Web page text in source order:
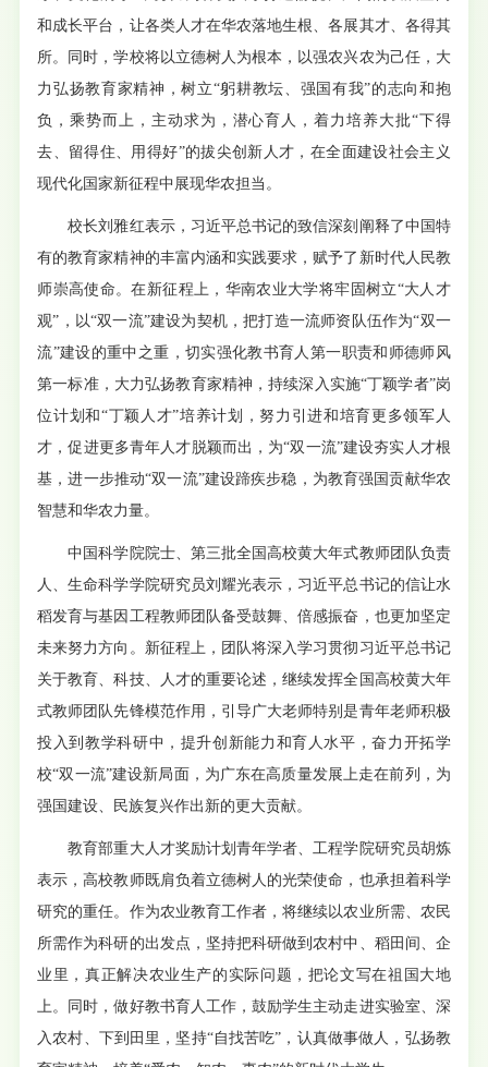
和成长平台，让各类人才在华农落地生根、各展其才、各得其
所。同时，学校将以立德树人为根本，以强农兴农为己任，大
力弘扬教育家精神，树立“躬耕教坛、强国有我”的志向和抱
负，乘势而上，主动求为，潜心育人，着力培养大批“下得
去、留得住、用得好”的拔尖创新人才，在全面建设社会主义
现代化国家新征程中展现华农担当。
校长刘雅红表示，习近平总书记的致信深刻阐释了中国特
有的教育家精神的丰富内涵和实践要求，赋予了新时代人民教
师崇高使命。在新征程上，华南农业大学将牢固树立“大人才
观”，以“双一流”建设为契机，把打造一流师资队伍作为“双一
流”建设的重中之重，切实强化教书育人第一职责和师德师风
第一标准，大力弘扬教育家精神，持续深入实施“丁颖学者”岗
位计划和“丁颖人才”培养计划，努力引进和培育更多领军人
才，促进更多青年人才脱颖而出，为“双一流”建设夯实人才根
基，进一步推动“双一流”建设蹄疾步稳，为教育强国贡献华农
智慧和华农力量。
中国科学院院士、第三批全国高校黄大年式教师团队负责
人、生命科学学院研究员刘耀光表示，习近平总书记的信让水
稻发育与基因工程教师团队备受鼓舞、倍感振奋，也更加坚定
未来努力方向。新征程上，团队将深入学习贯彻习近平总书记
关于教育、科技、人才的重要论述，继续发挥全国高校黄大年
式教师团队先锋模范作用，引导广大老师特别是青年老师积极
投入到教学科研中，提升创新能力和育人水平，奋力开拓学
校“双一流”建设新局面，为广东在高质量发展上走在前列，为
强国建设、民族复兴作出新的更大贡献。
教育部重大人才奖励计划青年学者、工程学院研究员胡炼
表示，高校教师既肩负着立德树人的光荣使命，也承担着科学
研究的重任。作为农业教育工作者，将继续以农业所需、农民
所需作为科研的出发点，坚持把科研做到农村中、稻田间、企
业里，真正解决农业生产的实际问题，把论文写在祖国大地
上。同时，做好教书育人工作，鼓励学生主动走进实验室、深
入农村、下到田里，坚持“自找苦吃”，认真做事做人，弘扬教